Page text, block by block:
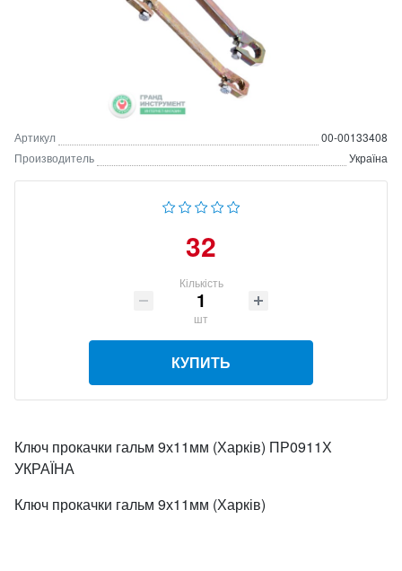
Артикул
00-00133408
Производитель
Україна
32
Кількість
шт
КУПИТЬ
Ключ прокачки гальм 9х11мм (Харків) ПР0911Х
УКРАЇНА
Ключ прокачки гальм 9х11мм (Харків)